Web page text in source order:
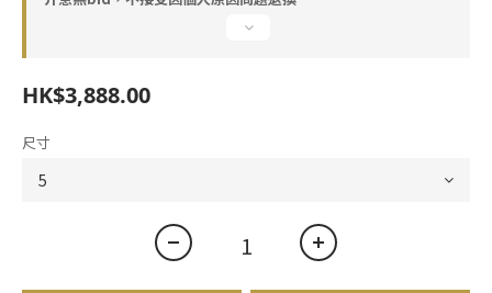
HK$3,888.00
尺寸